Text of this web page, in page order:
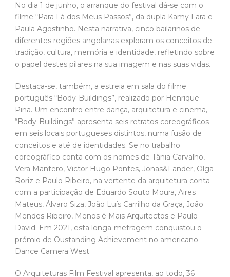
No dia 1 de junho, o arranque do festival dá-se com o
filme “Para Lá dos Meus Passos”, da dupla Kamy Lara e
Paula Agostinho. Nesta narrativa, cinco bailarinos de
diferentes regiões angolanas exploram os conceitos de
tradição, cultura, memória e identidade, refletindo sobre
o papel destes pilares na sua imagem e nas suas vidas.
Destaca-se, também, a estreia em sala do filme
português “Body-Buildings”, realizado por Henrique
Pina. Um encontro entre dança, arquitetura e cinema,
“Body-Buildings” apresenta seis retratos coreográficos
em seis locais portugueses distintos, numa fusão de
conceitos e até de identidades. Se no trabalho
coreográfico conta com os nomes de Tânia Carvalho,
Vera Mantero, Victor Hugo Pontes, Jonas&Lander, Olga
Roriz e Paulo Ribeiro, na vertente da arquitetura conta
com a participação de Eduardo Souto Moura, Aires
Mateus, Álvaro Siza, João Luís Carrilho da Graça, João
Mendes Ribeiro, Menos é Mais Arquitectos e Paulo
David. Em 2021, esta longa-metragem conquistou o
prémio de Oustanding Achievement no americano
Dance Camera West.
O Arquiteturas Film Festival apresenta, ao todo, 36